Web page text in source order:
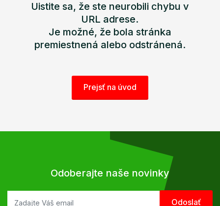
Uistite sa, že ste neurobili chybu v
URL adrese.
Je možné, že bola stránka
premiestnená alebo odstránená.
Prejsť na úvod
Odoberajte naše novinky